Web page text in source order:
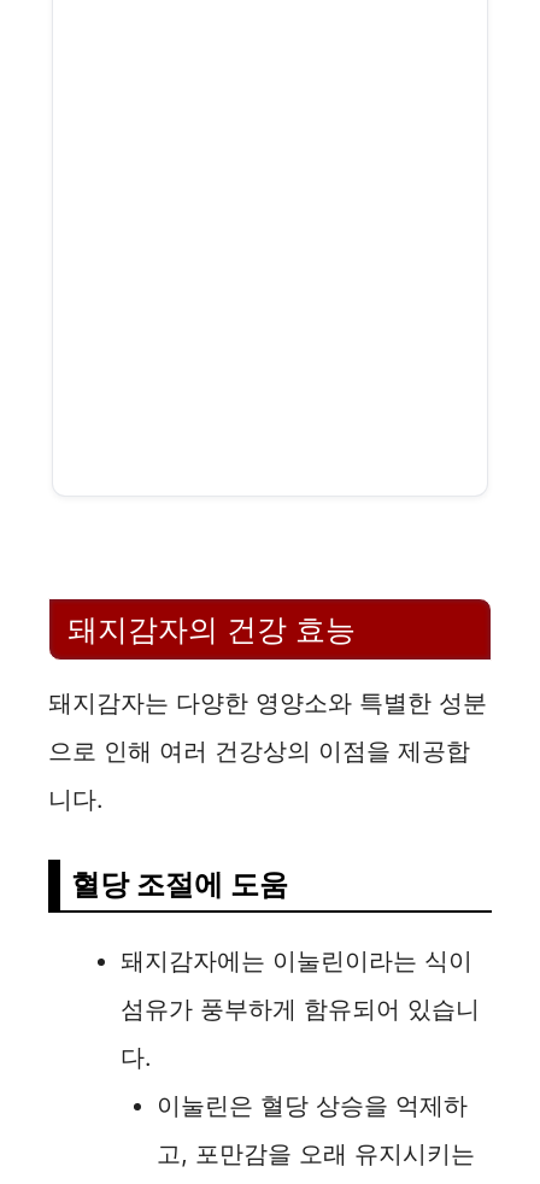
돼지감자의 건강 효능
돼지감자는 다양한 영양소와 특별한 성분
으로 인해 여러 건강상의 이점을 제공합
니다.
혈당 조절에 도움
돼지감자에는 이눌린이라는 식이
섬유가 풍부하게 함유되어 있습니
다.
이눌린은 혈당 상승을 억제하
고, 포만감을 오래 유지시키는